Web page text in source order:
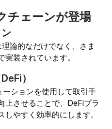
チェーンが登場
論的なだけでなく、さま
装されています。
）
ションを使用して取引手
上させることで、DeFiプラ
やすく効率的にします。